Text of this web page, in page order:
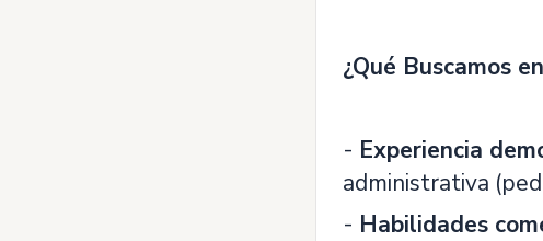
¿Qué Buscamos
- Experiencia
administrativa
- Habilidades